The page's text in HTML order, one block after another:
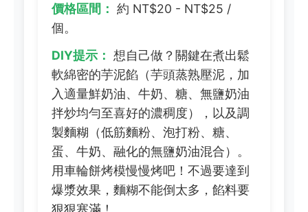
價格區間： 約 NT$20 - NT$25 /
個。
DIY提示： 想自己做？關鍵在煮出鬆
軟綿密的芋泥餡（芋頭蒸熟壓泥，加
入適量鮮奶油、牛奶、糖、無鹽奶油
拌炒均勻至喜好的濃稠度），以及調
製麵糊（低筋麵粉、泡打粉、糖、
蛋、牛奶、融化的無鹽奶油混合）。
用車輪餅烤模慢慢烤吧！不過要達到
爆漿效果，麵糊不能倒太多，餡料要
狠狠塞滿！